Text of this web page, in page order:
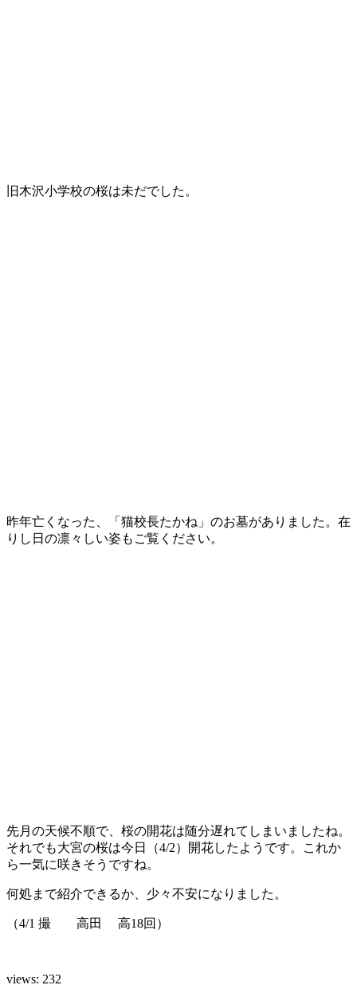
旧木沢小学校の桜は未だでした。
昨年亡くなった、「猫校長たかね」のお墓がありました。在
りし日の凛々しい姿もご覧ください。
先月の天候不順で、桜の開花は随分遅れてしまいましたね。
それでも大宮の桜は今日（4/2）開花したようです。これか
ら一気に咲きそうですね。
何処まで紹介できるか、少々不安になりました。
（4/1 撮 高田 高18回）
views: 232